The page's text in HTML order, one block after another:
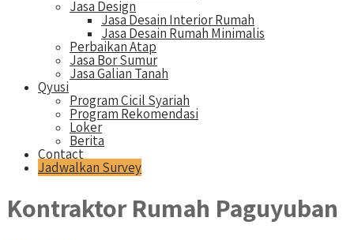
Jasa Design
Jasa Desain Interior Rumah
Jasa Desain Rumah Minimalis
Perbaikan Atap
Jasa Bor Sumur
Jasa Galian Tanah
Qyusi
Program Cicil Syariah
Program Rekomendasi
Loker
Berita
Contact
Jadwalkan Survey
Kontraktor Rumah Paguyuban